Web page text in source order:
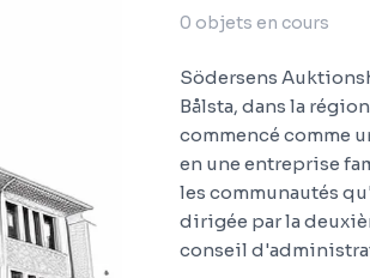
0 objets en cours
Södersens
Bålsta, dans la
commencé comme
en une entreprise
les communautés
dirigée par la
conseil